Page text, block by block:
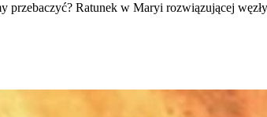
Ratunek w Maryi rozwiązującej